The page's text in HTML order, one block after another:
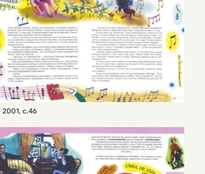
2001, с.46